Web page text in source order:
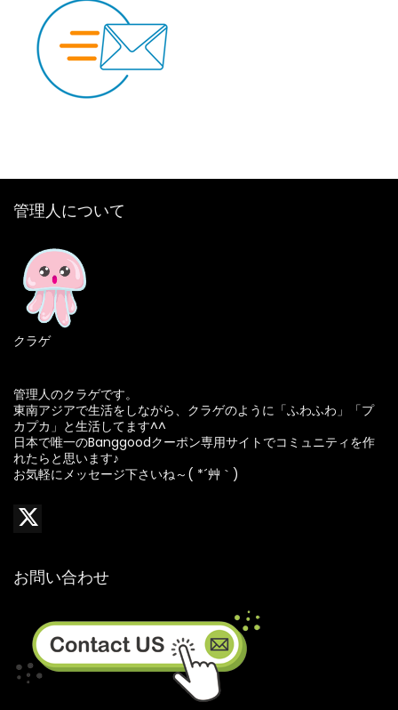
管理人について
クラゲ
管理人のクラゲです。
東南アジアで生活をしながら、クラゲのように「ふわふわ」「プ
カプカ」と生活してます^^
日本で唯一のBanggoodクーポン専用サイトでコミュニティを作
れたらと思います♪
お気軽にメッセージ下さいね～( *´艸｀)
お問い合わせ